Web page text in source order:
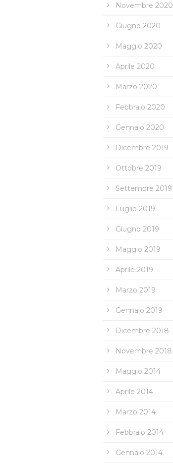
Novembre 2020
Giugno 2020
Maggio 2020
Aprile 2020
Marzo 2020
Febbraio 2020
Gennaio 2020
Dicembre 2019
Ottobre 2019
Settembre 2019
Luglio 2019
Giugno 2019
Maggio 2019
Aprile 2019
Marzo 2019
Gennaio 2019
Dicembre 2018
Novembre 2018
Maggio 2014
Aprile 2014
Marzo 2014
Febbraio 2014
Gennaio 2014